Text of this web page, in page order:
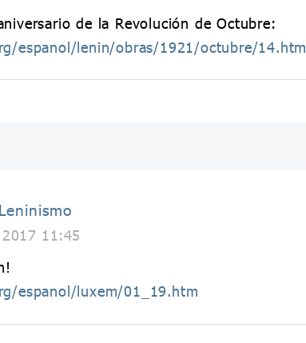
de la Revolución de Octubre:
espanol/lenin/obras/1921/octubre/14.htm
11:45
espanol/luxem/01_19.htm